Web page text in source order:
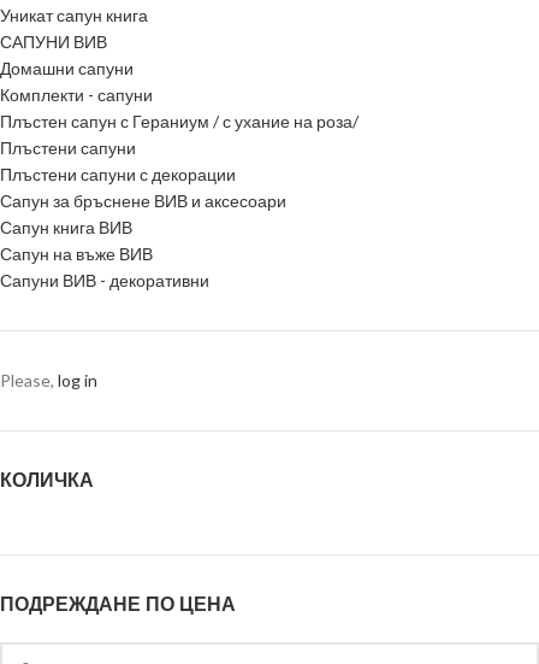
Уникат сапун книга
САПУНИ ВИВ
Домашни сапуни
Комплекти - сапуни
Плъстен сапун с Гераниум / с ухание на роза/
Плъстени сапуни
Плъстени сапуни с декорации
Сапун за бръснене ВИВ и аксесоари
Сапун книга ВИВ
Сапун на въже ВИВ
Сапуни ВИВ - декоративни
Please, log in
КОЛИЧКА
ПОДРЕЖДАНЕ ПО ЦЕНА